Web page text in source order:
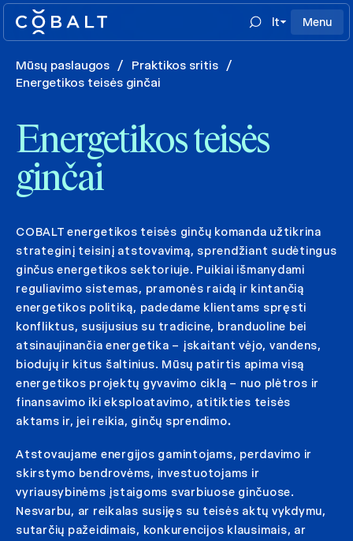
lt Menu
Mūsų paslaugos / Praktikos sritis /
Energetikos teisės ginčai
Energetikos teisės
ginčai
COBALT energetikos teisės ginčų komanda užtikrina
strateginį teisinį atstovavimą, sprendžiant sudėtingus
ginčus energetikos sektoriuje. Puikiai išmanydami
reguliavimo sistemas, pramonės raidą ir kintančią
energetikos politiką, padedame klientams spręsti
konfliktus, susijusius su tradicine, branduoline bei
atsinaujinančia energetika – įskaitant vėjo, vandens,
biodujų ir kitus šaltinius. Mūsų patirtis apima visą
energetikos projektų gyvavimo ciklą – nuo plėtros ir
finansavimo iki eksploatavimo, atitikties teisės
aktams ir, jei reikia, ginčų sprendimo.
Atstovaujame energijos gamintojams, perdavimo ir
skirstymo bendrovėms, investuotojams ir
vyriausybinėms įstaigoms svarbiuose ginčuose.
Nesvarbu, ar reikalas susijęs su teisės aktų vykdymu,
sutarčių pažeidimais, konkurencijos klausimais, ar